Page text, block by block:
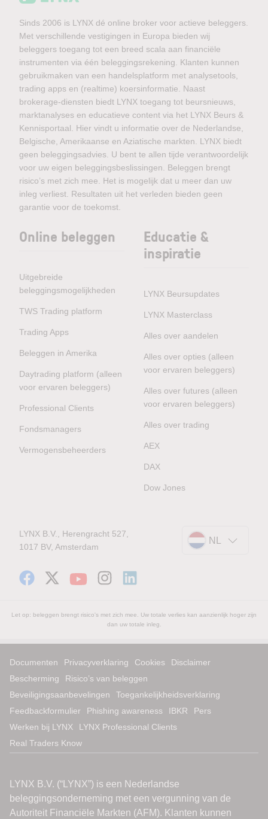
Sinds 2006 is LYNX dé online broker voor actieve beleggers.
Met verschillende vestigingen in Europa bieden wij
beleggers toegang tot een breed scala aan financiële
instrumenten via één beleggingsrekening. Klanten kunnen
gebruikmaken van een handelsplatform met analysetools,
trading apps en (realtime) koersinformatie. Naast
brokerage-diensten biedt LYNX toegang tot beursnieuws,
marktanalyses en educatieve content via het LYNX Beurs &
Kennisportaal. Hier vindt u informatie over de Nederlandse,
Belgische, Amerikaanse en Aziatische markten. LYNX biedt
geen beleggingsadvies. U bent te allen tijde verantwoordelijk
voor uw eigen beleggingsbeslissingen. Beleggen brengt
risico’s met zich mee. Het is mogelijk dat u meer dan uw
inleg verliest. Resultaten uit het verleden bieden geen
garantie voor de toekomst.
Online beleggen
Uitgebreide
beleggingsmogelijkheden
TWS Trading platform
Trading Apps
Beleggen in Amerika
Daytrading platform (alleen
voor ervaren beleggers)
Professional Clients
Fondsmanagers
Vermogensbeheerders
Educatie &
inspiratie
LYNX Beursupdates
LYNX Masterclass
Alles over aandelen
Alles over opties (alleen
voor ervaren beleggers)
Alles over futures (alleen
voor ervaren beleggers)
Alles over trading
AEX
DAX
Dow Jones
LYNX B.V., Herengracht 527,
1017 BV, Amsterdam
NL
Let op: beleggen brengt risico's met zich mee. Uw totale verlies kan aanzienlijk hoger zijn
dan uw totale inleg.
Documenten Privacyverklaring Cookies
Disclaimer
Bescherming
Risico’s van beleggen
Beveiligingsaanbevelingen
Toegankelijkheidsverklaring
Feedbackformulier
Phishing awareness IBKR
Pers
Werken bij LYNX
LYNX Professional Clients
Real Traders Know